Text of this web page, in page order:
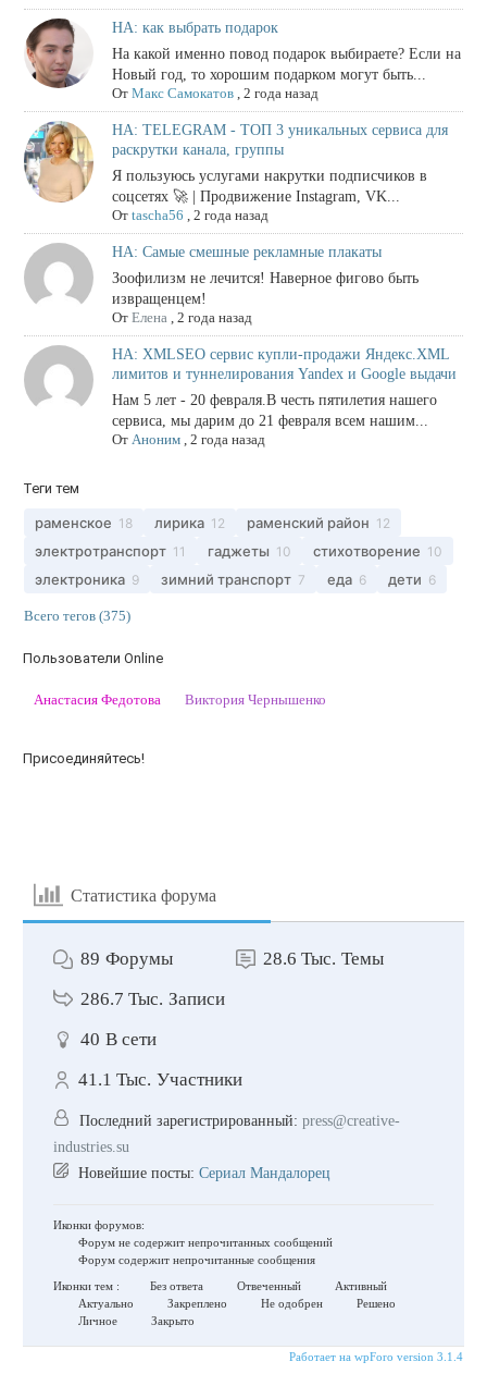
НА: как выбрать подарок
На какой именно повод подарок выбираете? Если на
Новый год, то хорошим подарком могут быть...
От Макс Самокатов, 2 года назад
НА: TELEGRAM - ТОП 3 уникальных сервиса для
раскрутки канала, группы
Я пользуюсь услугами накрутки подписчиков в
соцсетях 🚀 | Продвижение Instagram, VK...
От tascha56 , 2 года назад
НА: Самые смешные рекламные плакаты
Зоофилизм не лечится! Наверное фигово быть
извращенцем!
От Елена, 2 года назад
НА: XMLSEO сервис купли-продажи Яндекс.XML
лимитов и туннелирования Yandex и Google выдачи
Нам 5 лет - 20 февраля.В честь пятилетия нашего
сервиса, мы дарим до 21 февраля всем нашим...
От Аноним, 2 года назад
Теги тем
раменское 18 лирика 12 раменский район 12
электротранспорт 11 гаджеты 10 стихотворение 10
электроника 9 зимний транспорт 7 еда 6 дети 6
Всего тегов (375)
Пользователи Online
Анастасия Федотова Виктория Чернышенко
Присоединяйтесь!
Статистика форума
89 Форумы 28.6 Тыс. Темы
286.7 Тыс. Записи
40 В сети
41.1 Тыс. Участники
Последний зарегистрированный: press@creative-
industries.su
Новейшие посты: Сериал Мандалорец
Иконки форумов:
Форум не содержит непрочитанных сообщений
Форум содержит непрочитанные сообщения
Иконки тем :
Без ответа Отвеченный
Активный
Актуально
Закреплено Не одобрен
Решено
Личное
Закрыто
Работает на wpForo version 3.1.4